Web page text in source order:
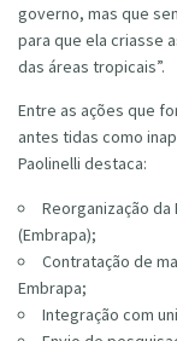
governo, mas que
para que ela criasse
das áreas tropicais”.
Entre as ações que
antes tidas como
Paolinelli destaca:
Reorganização
(Embrapa);
Contratação de
Embrapa;
Integração com